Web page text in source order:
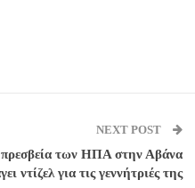
NEXT POST
των ΗΠΑ στην Αβάνα
ντίζελ για τις γεννήτριές της